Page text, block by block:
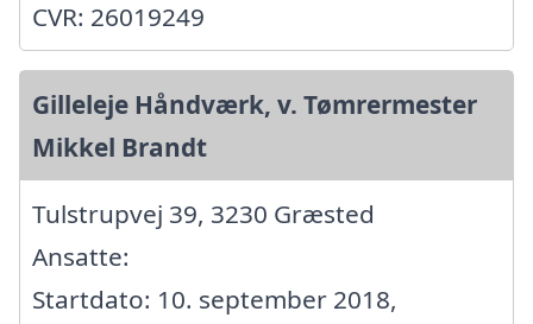
CVR: 26019249
Gilleleje Håndværk, v. Tømrermester
Mikkel Brandt
Tulstrupvej 39, 3230 Græsted
Ansatte:
Startdato: 10. september 2018,